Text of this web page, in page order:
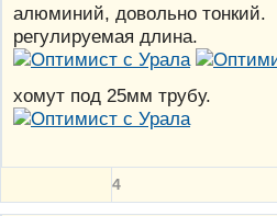
алюминий, довольно тонкий.
регулируемая длина.
хомут под 25мм трубу.
4